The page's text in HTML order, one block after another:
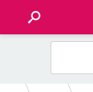
FOROS